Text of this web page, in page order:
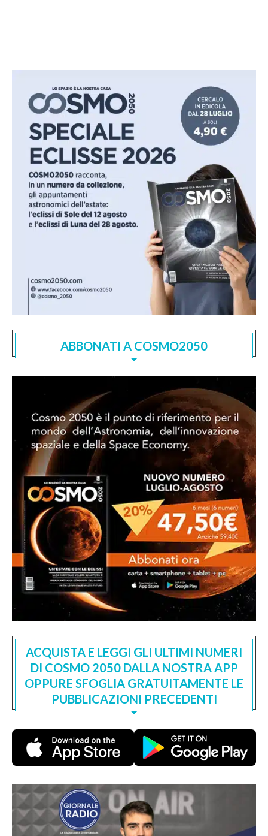
ABBONATI A COSMO2050
ACQUISTA E LEGGI GLI ULTIMI NUMERI
DI COSMO 2050 DALLA NOSTRA APP
OPPURE SFOGLIA GRATUITAMENTE LE
PUBBLICAZIONI PRECEDENTI